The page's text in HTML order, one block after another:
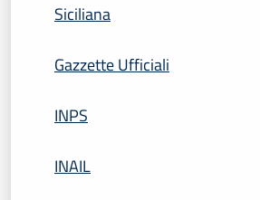
Siciliana
Gazzette Ufficiali
INPS
INAIL